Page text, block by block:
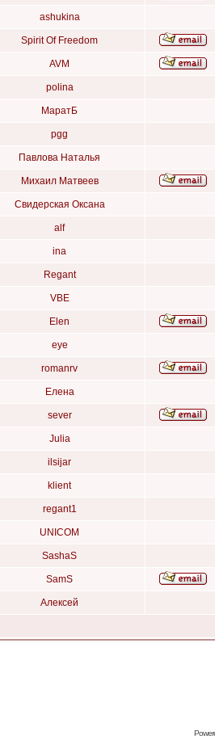
ashukina
Spirit Of Freedom
AVM
polina
МаратБ
pgg
Павлова Наталья
Михаил Матвеев
Свидерская Оксана
alf
ina
Regant
VBE
Elen
eye
romanrv
Елена
sever
Julia
ilsijar
klient
regant1
UNICOM
SashaS
SamS
Алексей